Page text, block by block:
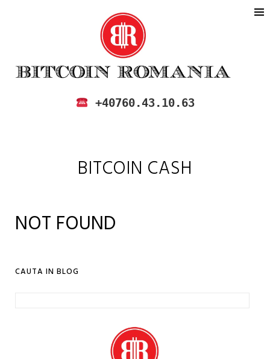
BITCOIN ROMANIA
CUMPARA SI VINDE BITCOIN IN
+40760.43.10.63
BITCOIN CASH
NOT FOUND
CAUTA IN BLOG